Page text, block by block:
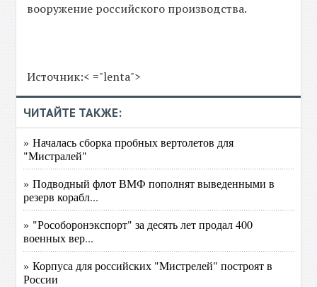
вооружение российского производства.
Источник:< ="lenta">
ЧИТАЙТЕ ТАКЖЕ:
» Началась сборка пробных вертолетов для
"Мистралей"
» Подводный флот ВМФ пополнят выведенными в
резерв корабл...
» "Рособоронэкспорт" за десять лет продал 400
военных вер...
» Корпуса для российских "Мистрелей" построят в
России